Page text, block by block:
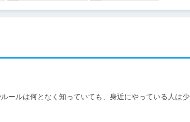
ールは何となく知っていても、身近にやっている人は少